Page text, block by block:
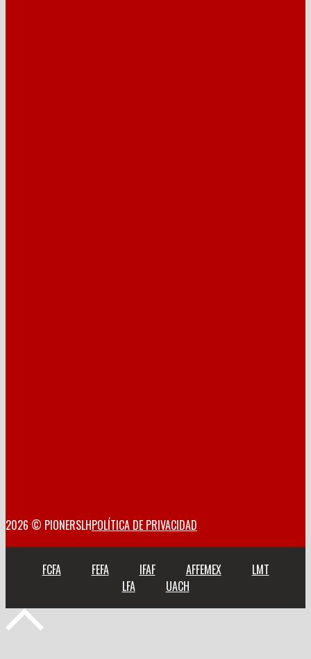
2026 © PIONERSLHPOLÍTICA DE PRIVACIDAD
FCFA FEFA IFAF AFFEMEX
LMT
LFA
UACH
Volver
arriba